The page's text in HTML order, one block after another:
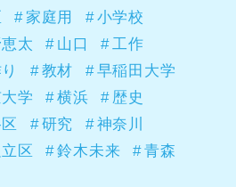
家庭用
小学校
太 山口
工作
教材
早稲田大学
学 横浜
歴史
研究
神奈川
区 鈴木未来
青森